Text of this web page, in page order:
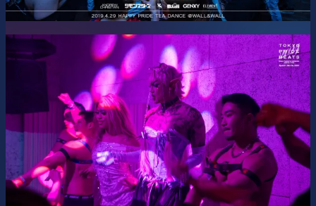
Produced and Presented byRainbowEvents.
SNS (FB/IG/TW: RbwEvents)
最新情報はSNSで！Get updated on our SNS pages!
https://twitter.com/RbwEvents
https://www.instagram.com/rbwevents/